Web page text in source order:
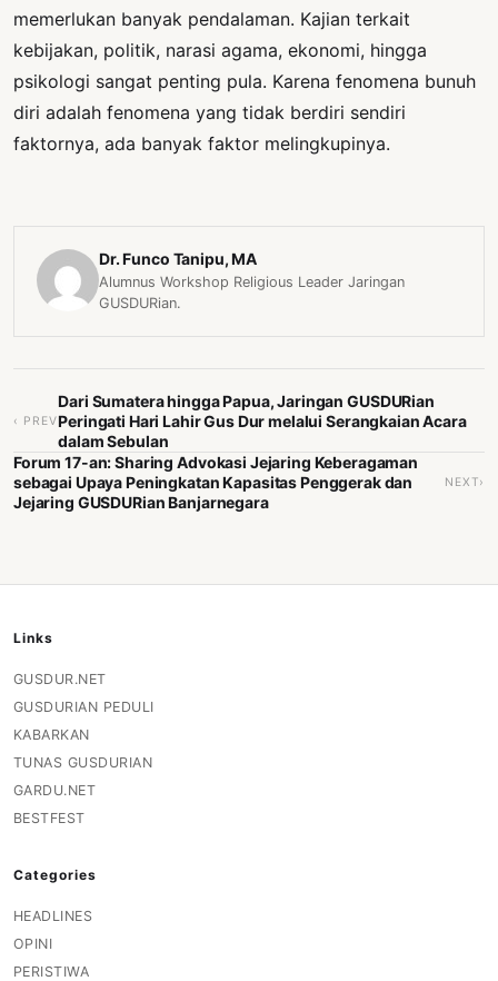
memerlukan banyak pendalaman. Kajian terkait
kebijakan, politik, narasi agama, ekonomi, hingga
psikologi sangat penting pula. Karena fenomena bunuh
diri adalah fenomena yang tidak berdiri sendiri
faktornya, ada banyak faktor melingkupinya.
Dr. Funco Tanipu, MA
Alumnus Workshop Religious Leader Jaringan
GUSDURian.
‹ PREV
Dari Sumatera hingga Papua, Jaringan GUSDURian
Peringati Hari Lahir Gus Dur melalui Serangkaian Acara
dalam Sebulan
Forum 17-an: Sharing Advokasi Jejaring Keberagaman
sebagai Upaya Peningkatan Kapasitas Penggerak dan
Jejaring GUSDURian Banjarnegara
NEXT›
Links
GUSDUR.NET
GUSDURIAN PEDULI
KABARKAN
TUNAS GUSDURIAN
GARDU.NET
BESTFEST
Categories
HEADLINES
OPINI
PERISTIWA